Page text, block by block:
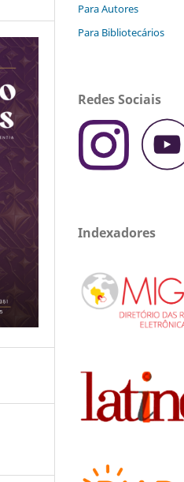
Para Autores
Para Bibliotecários
Redes Sociais
Indexadores